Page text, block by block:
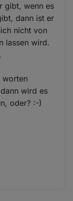
gibt, wenn es
dann ist er
nicht von
lassen wird.
worten
wird es
oder? :-)